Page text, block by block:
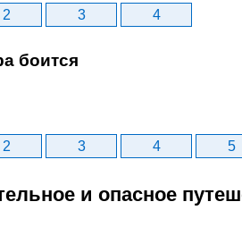
2 3 4
боится
2 3 4 5
и опасное